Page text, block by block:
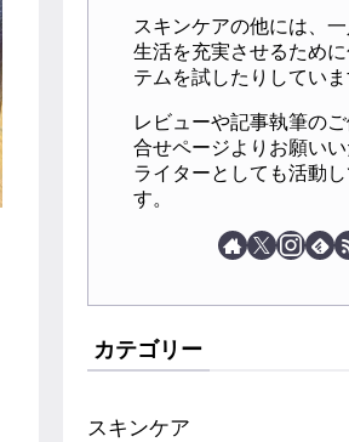
スキンケアの他には、
生活を充実させるため
テムを試したりしていま
レビューや記事執筆の
合せページよりお願いい
ライターとしても活動し
す。
カテゴリー
スキンケア